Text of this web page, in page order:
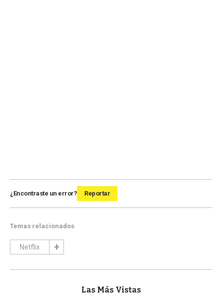
¿Encontraste un error? Reportar
Temas relacionados
Netflix
Las Más Vistas